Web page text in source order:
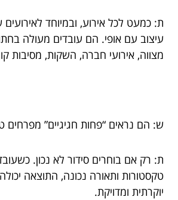
ת: כמעט לכל אירוע, ובמיוחד
עיצוב עם אופי. הם עובדים מעולה
מצווה, אירועי חברה, השקות, מסיבות
ש: הם נראים “פחות חגיגיים” מפרחים
ת: רק אם בוחרים סידור לא נכון.
טקסטורות ותאורה נכונה, התוצאה יכולה
יוקרתית ומדויקת.